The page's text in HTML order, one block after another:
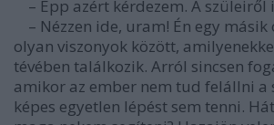
– Épp azért kérdezem. A szüleiről
– Nézzen ide, uram! Én egy másik
olyan viszonyok között,
tévében találkozik. Arról sincsen
amikor az ember nem tud felállni a
képes egyetlen lépést sem tenni.